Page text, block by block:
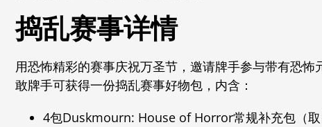
捣乱赛事详情
用恐怖精彩的赛事庆祝万圣节，邀请牌手参与带有恐
敢牌手可获得一份捣乱赛事好物包，内含：
4包Duskmourn: House of Horror常规补充包（取